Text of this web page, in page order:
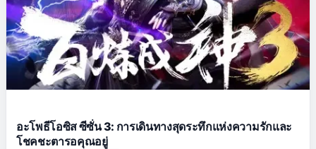
อะโพธีโอซิส ซีซั่น 3: การเดินทางสุดระทึกแห่งความรักและ
โชคชะตารอคุณอยู่